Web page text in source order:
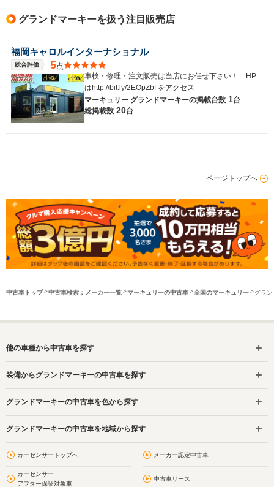
グランドマーキーを扱う注目販売店
福岡キャロルインターナショナル
総合評価 5点
車検・修理・注文販売は当店にお任せ下さい！ HP
はhttp://bit.ly/2EOpZbf をアクセス
マーキュリー グランドマーキーの掲載台数 1台
総掲載数 20台
ページトップへ
中古車トップ 中古車検索：メーカー一覧 マーキュリーの中古車 全国のマーキュリー グラ
他の車種から中古車を探す
装備からグランドマーキーの中古車を探す
グランドマーキーの中古車を色から探す
グランドマーキーの中古車を地域から探す
カーセンサートップへ メーカー認定中古車
カーセンサー
アフター保証対象車
中古車リース